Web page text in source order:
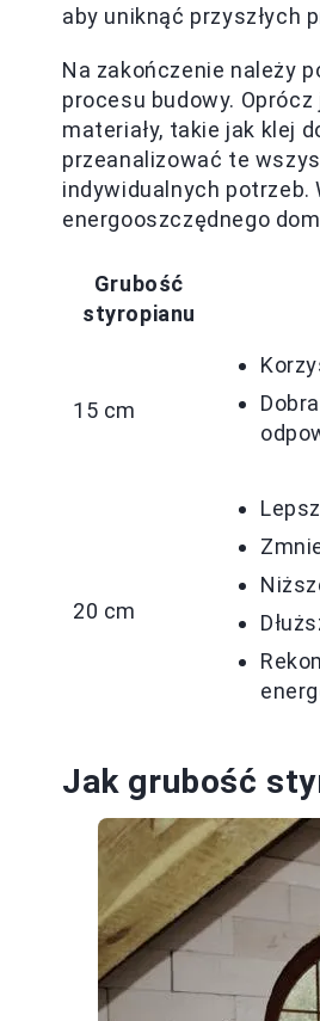
aby uniknąć przyszłych
Na zakończenie należy
procesu budowy.
materiały, takie jak klej
przeanalizować te
indywidualnych potrzeb.
energooszczędnego
Grubość
styropianu
15 cm
20 cm
Jak grubość